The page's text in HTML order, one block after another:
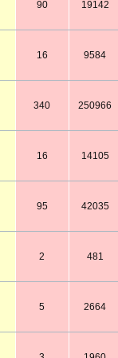
90 19142
16 9584
340 250966
16 14105
95 42035
2 481
5 2664